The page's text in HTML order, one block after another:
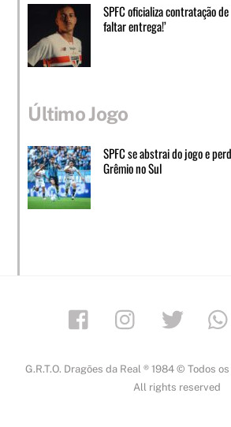
SPFC oficializa contratação
faltar entrega!’
Último Jogo
SPFC se abstrai do jogo e
Grêmio no Sul
Facebook Instagram Twitter
G.R.T.O. Dragões da Real ® 1984 © Todos
All rights reserved